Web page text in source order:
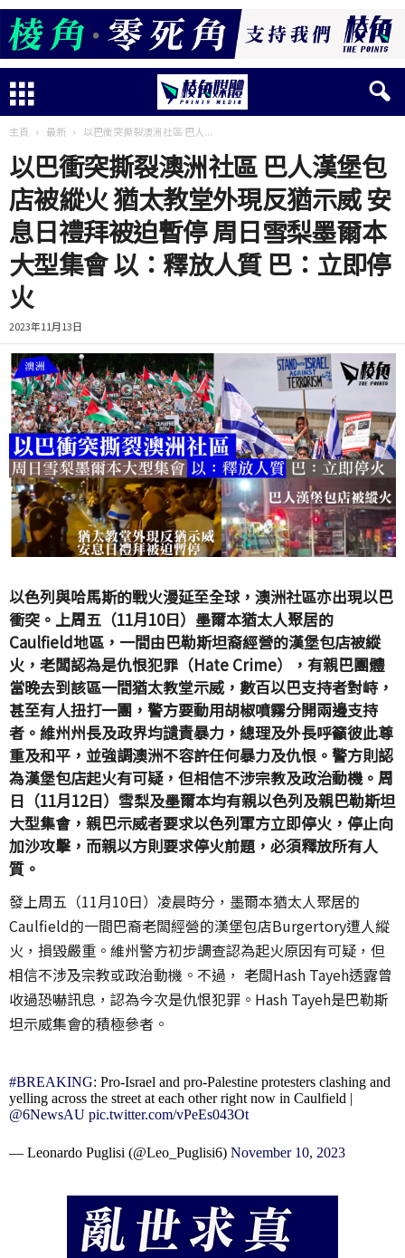
主頁 最新 以巴衝突撕裂澳洲社區 巴人...
以巴衝突撕裂澳洲社區 巴人漢堡包
店被縱火 猶太教堂外現反猶示威 安
息日禮拜被迫暫停 周日雪梨墨爾本
大型集會 以：釋放人質 巴：立即停
火
2023年11月13日
以色列與哈馬斯的戰火漫延至全球，澳洲社區亦出現以巴
衝突。上周五（11月10日）墨爾本猶太人聚居的
Caulfield地區，一間由巴勒斯坦裔經營的漢堡包店被縱
火，老闆認為是仇恨犯罪（Hate Crime），有親巴團體
當晚去到該區一間猶太教堂示威，數百以巴支持者對峙，
甚至有人扭打一團，警方要動用胡椒噴霧分開兩邊支持
者。維州州長及政界均讉責暴力，總理及外長呼籲彼此尊
重及和平，並強調澳洲不容許任何暴力及仇恨。警方則認
為漢堡包店起火有可疑，但相信不涉宗教及政治動機。周
日（11月12日）雪梨及墨爾本均有親以色列及親巴勒斯坦
大型集會，親巴示威者要求以色列軍方立即停火，停止向
加沙攻擊，而親以方則要求停火前題，必須釋放所有人
質。
發上周五（11月10日）凌晨時分，墨爾本猶太人聚居的
Caulfield的一間巴裔老闆經營的漢堡包店Burgertory遭人縱
火，損毀嚴重。維州警方初步調查認為起火原因有可疑，但
相信不涉及宗教或政治動機。不過， 老闆Hash Tayeh透露曾
收過恐嚇訊息，認為今次是仇恨犯罪。Hash Tayeh是巴勒斯
坦示威集會的積極參者。
#BREAKING: Pro-Israel and pro-Palestine protesters clashing and
yelling across the street at each other right now in Caulfield |
@6NewsAU pic.twitter.com/vPeEs043Ot
— Leonardo Puglisi (@Leo_Puglisi6) November 10, 2023